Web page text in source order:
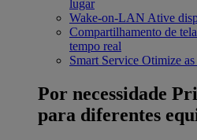
lugar
Wake-on-LAN Ative
Compartilhamento de tela
tempo real
Smart Service Otimize as
Por necessidade
para diferentes